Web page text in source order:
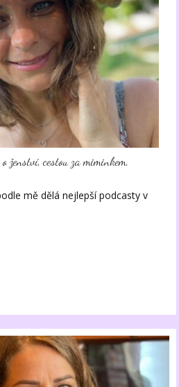
ženství, cestou za miminkem,
mě dělá nejlepší podcasty v